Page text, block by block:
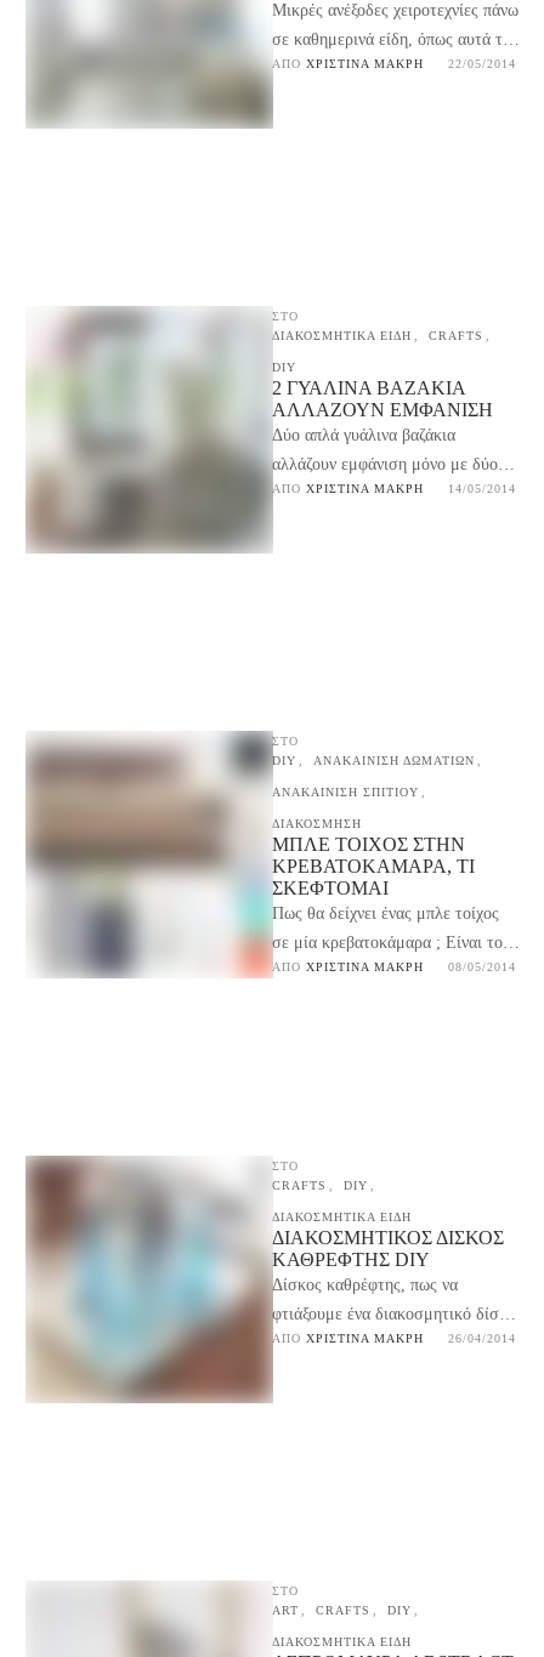
Μικρές ανέξοδες χειροτεχνίες πάνω
σε καθημερινά είδη, όπως αυτά τα
βαζάκια ντυμένα με σχοινί μπορούν
ΑΠΌ ΧΡΙΣΤΊΝΑ ΜΑΚΡΉ 22/05/2014
ΣΤΟ
ΔΙΑΚΟΣΜΗΤΙΚΑ ΕΙΔΗ
CRAFTS
DIY
2 ΓΥΆΛΙΝΑ ΒΑΖΆΚΙΑ
ΑΛΛΆΖΟΥΝ ΕΜΦΆΝΙΣΗ
Δύο απλά γυάλινα βαζάκια
αλλάζουν εμφάνιση μόνο με δύο
κινήσεις. Το ίδιο μπορείς να κάνεις
ΑΠΌ ΧΡΙΣΤΊΝΑ ΜΑΚΡΉ 14/05/2014
ΣΤΟ
DIY
ΑΝΑΚΑΙΝΙΣΗ ΔΩΜΑΤΙΩΝ
ΑΝΑΚΑΙΝΙΣΗ ΣΠΙΤΙΟΥ
ΔΙΑΚΟΣΜΗΣΗ
ΜΠΛΕ ΤΟΊΧΟΣ ΣΤΗΝ
ΚΡΕΒΑΤΟΚΆΜΑΡΑ, ΤΙ
ΣΚΈΦΤΟΜΑΙ
Πως θα δείχνει ένας μπλε τοίχος
σε μία κρεβατοκάμαρα ; Είναι το
μπλε ένα χρώμα ιδανικό για
ΑΠΌ ΧΡΙΣΤΊΝΑ ΜΑΚΡΉ 08/05/2014
ΣΤΟ
CRAFTS
DIY
ΔΙΑΚΟΣΜΗΤΙΚΑ ΕΙΔΗ
ΔΙΑΚΟΣΜΗΤΙΚΌΣ ΔΊΣΚΟΣ
ΚΑΘΡΈΦΤΗΣ DIY
Δίσκος καθρέφτης, πως να
φτιάξουμε ένα διακοσμητικό δίσκο
που θα στολίζει όμορφα το τραπέζι
ΑΠΌ ΧΡΙΣΤΊΝΑ ΜΑΚΡΉ 26/04/2014
ΣΤΟ
ART
CRAFTS DIY
ΔΙΑΚΟΣΜΗΤΙΚΑ ΕΙΔΗ